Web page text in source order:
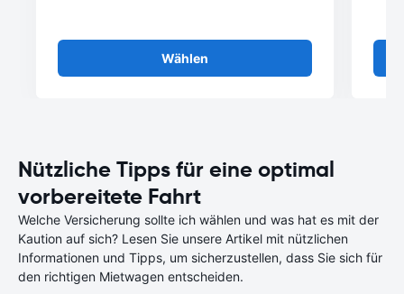
Wählen
Nützliche Tipps für eine optimal
vorbereitete Fahrt
Welche Versicherung sollte ich wählen und was hat es mit der
Kaution auf sich? Lesen Sie unsere Artikel mit nützlichen
Informationen und Tipps, um sicherzustellen, dass Sie sich für
den richtigen Mietwagen entscheiden.